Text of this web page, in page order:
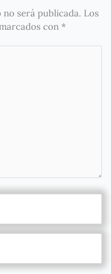
será publicada. Los
con *